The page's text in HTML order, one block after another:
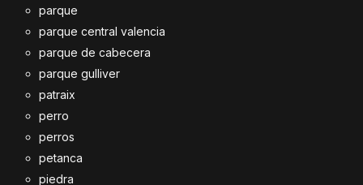
parque
parque central valencia
parque de cabecera
parque gulliver
patraix
perro
perros
petanca
piedra